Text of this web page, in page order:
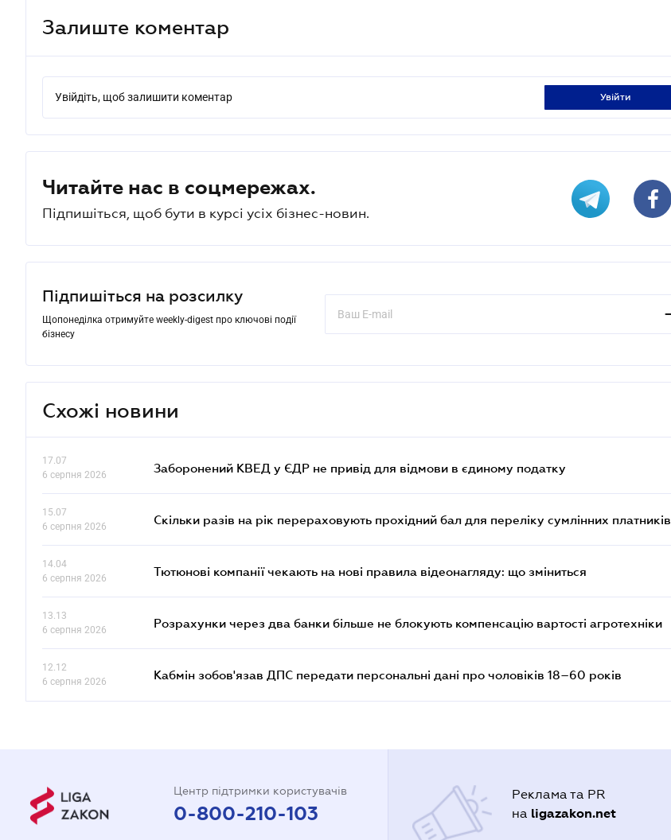
Залиште коментар
Увійдіть, щоб залишити коментар увійти
Читайте нас в соцмережах.
Підпишіться, щоб бути в курсі усіх бізнес-новин.
Підпишіться на розсилку
Щопонеділка отримуйте weekly-digest про ключові події
бізнесу
Схожі новини
17.07
6 серпня 2026
Заборонений КВЕД у ЄДР не привід для відмови в єдиному податку
15.07
6 серпня 2026
Скільки разів на рік перераховують прохідний бал для переліку сумлінних платників
14.04
6 серпня 2026
Тютюнові компанії чекають на нові правила відеонагляду: що зміниться
13.13
6 серпня 2026
Розрахунки через два банки більше не блокують компенсацію вартості агротехніки
12.12
6 серпня 2026
Кабмін зобов'язав ДПС передати персональні дані про чоловіків 18–60 років
Центр підтримки користувачів
0-800-210-103
Реклама та PR
на ligazakon.net